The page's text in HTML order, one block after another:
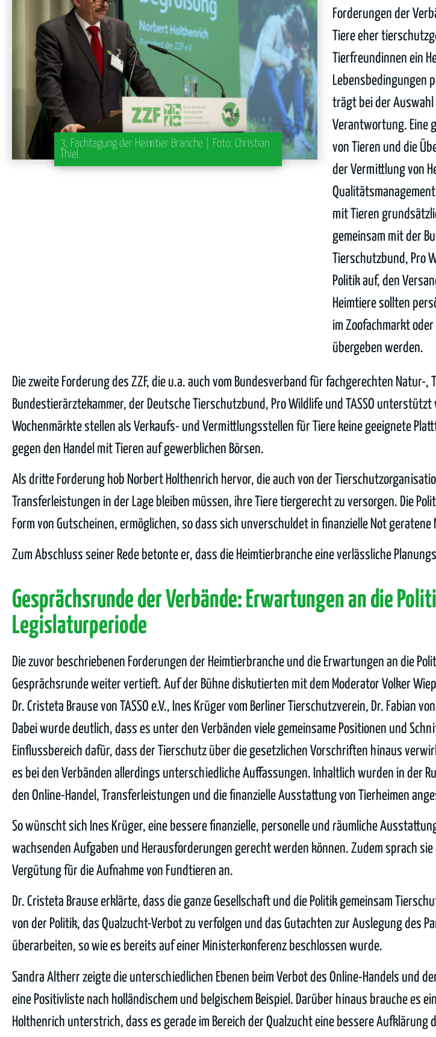
3. Fachtagung der Heimtier Branche | Foto: Christian
Thiel
Forderungen der
Tiere eher
Tierfreundinnen ein
Lebensbedingungen
trägt bei der Auswahl
Verantwortung. Eine
von Tieren und die
der Vermittlung von
mit Tieren
gemeinsam mit der
Tierschutzbund, Pro
Politik auf, den
Heimtiere sollten
im Zoofachmarkt
übergeben werden.
Die zweite Forderung des ZZF, die u.a. auch vom Bundesverband für fachgerechten Natur-
Bundestierärztekammer, der Deutsche Tierschutzbund, Pro Wildlife und TASSO
Wochenmärkte stellen als Verkaufs- und Vermittlungsstellen für Tiere keine geeignete
gegen den Handel mit Tieren auf gewerblichen Börsen.
Als dritte Forderung hob Norbert Holthenrich hervor, die auch von der
Transferleistungen in der Lage bleiben müssen, ihre Tiere tiergerecht zu versorgen. Die
Form von Gutscheinen, ermöglichen, so dass sich unverschuldet in finanzielle Not
Zum Abschluss seiner Rede betonte er, dass die Heimtierbranche eine verlässliche
Gesprächsrunde der Verbände: Erwartungen an die
Legislaturperiode
Die zuvor beschriebenen Forderungen der Heimtierbranche und die Erwartungen an die
Gesprächsrunde weiter vertieft. Auf der Bühne diskutierten mit dem Moderator Volker
Dr. Cristeta Brause von TASSO e.V., Ines Krüger vom Berliner Tierschutzverein, Dr. Fabian
Dabei wurde deutlich, dass es unter den Verbänden viele gemeinsame Positionen und
Einflussbereich dafür, dass der Tierschutz über die gesetzlichen Vorschriften hinaus
es bei den Verbänden allerdings unterschiedliche Auffassungen. Inhaltlich wurden in der
den Online-Handel, Transferleistungen und die finanzielle Ausstattung von Tierheimen
So wünscht sich Ines Krüger, eine bessere finanzielle, personelle und räumliche
wachsenden Aufgaben und Herausforderungen gerecht werden können. Zudem sprach
Vergütung für die Aufnahme von Fundtieren an.
Dr. Cristeta Brause erklärte, dass die ganze Gesellschaft und die Politik gemeinsam
von der Politik, das Qualzucht-Verbot zu verfolgen und das Gutachten zur Auslegung des
überarbeiten, so wie es bereits auf einer Ministerkonferenz beschlossen wurde.
Sandra Altherr zeigte die unterschiedlichen Ebenen beim Verbot des Online-Handels und
eine Positivliste nach holländischem und belgischem Beispiel. Darüber hinaus brauche es
Holthenrich unterstrich, dass es gerade im Bereich der Qualzucht eine bessere Aufklärung